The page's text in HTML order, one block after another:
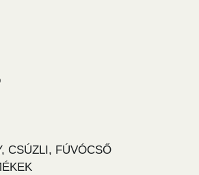
CSÚZLI, FÚVÓCSŐ